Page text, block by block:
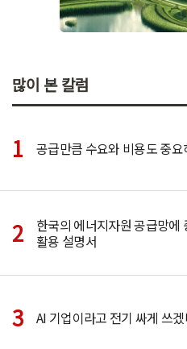
많이 본 칼럼
공급만큼 수요와 비용도 중요
한국의 에너지자원 공급망에
활용 설명서
AI 기업이라고 전기 싸게 쓰